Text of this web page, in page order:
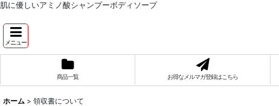
肌に優しいアミノ酸シャンプーボディソープ
メニュー
商品一覧 お得なメルマガ登録はこちら
ホーム > 領収書について